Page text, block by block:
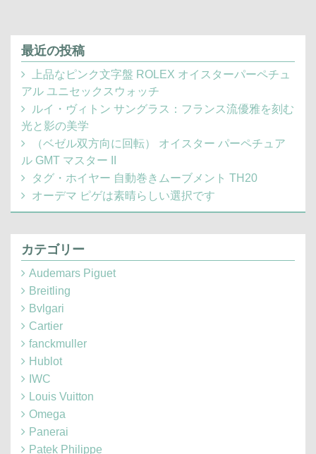
最近の投稿
上品なピンク文字盤 ROLEX オイスターパーペチュ
アル ユニセックスウォッチ
ルイ・ヴィトン サングラス：フランス流優雅を刻む
光と影の美学
（ベゼル双方向に回転） オイスター パーペチュア
ル GMT マスター II
タグ・ホイヤー 自動巻きムーブメント TH20
オーデマ ピゲは素晴らしい選択です
カテゴリー
Audemars Piguet
Breitling
Bvlgari
Cartier
fanckmuller
Hublot
IWC
Louis Vuitton
Omega
Panerai
Patek Philippe